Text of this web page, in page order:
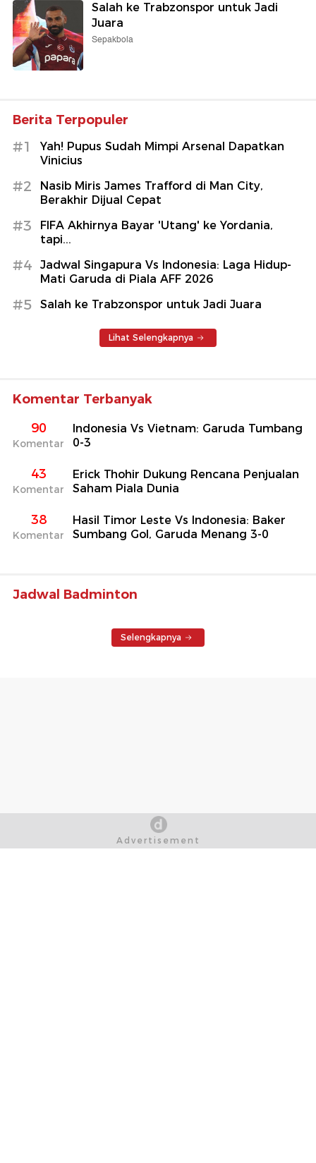
Salah ke Trabzonspor untuk Jadi
Juara
Sepakbola
Berita Terpopuler
#1
Yah! Pupus Sudah Mimpi Arsenal Dapatkan
Vinicius
#2
Nasib Miris James Trafford di Man City,
Berakhir Dijual Cepat
#3
FIFA Akhirnya Bayar 'Utang' ke Yordania,
tapi...
#4
Jadwal Singapura Vs Indonesia: Laga Hidup-
Mati Garuda di Piala AFF 2026
#5 Salah ke Trabzonspor untuk Jadi Juara
Lihat Selengkapnya
Komentar Terbanyak
90
Komentar
Indonesia Vs Vietnam: Garuda Tumbang
0-3
43
Komentar
Erick Thohir Dukung Rencana Penjualan
Saham Piala Dunia
38
Komentar
Hasil Timor Leste Vs Indonesia: Baker
Sumbang Gol, Garuda Menang 3-0
Jadwal Badminton
Selengkapnya